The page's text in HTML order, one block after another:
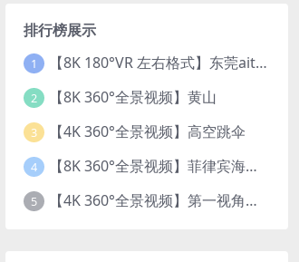
排行榜展示
1 【8K 180°VR 左右格式】东莞ait改装展 车模贝贝
2 【8K 360°全景视频】黄山
3 【4K 360°全景视频】高空跳伞
4 【8K 360°全景视频】菲律宾海底乐园珊瑚世界
5 【4K 360°全景视频】第一视角开飞机